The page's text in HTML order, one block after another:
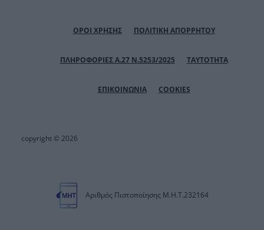
ΟΡΟΙ ΧΡΗΣΗΣ ΠΟΛΙΤΙΚΗ ΑΠΟΡΡΗΤΟΥ
ΠΛΗΡΟΦΟΡΙΕΣ Α.27 Ν.5253/2025 ΤΑΥΤΟΤΗΤΑ
ΕΠΙΚΟΙΝΩΝΙΑ COOKIES
copyright © 2026
Αριθμός Πιστοποίησης Μ.Η.Τ.232164